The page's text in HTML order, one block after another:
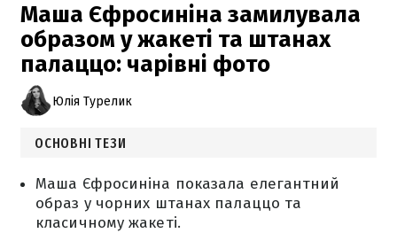
Маша Єфросиніна замилувала
образом у жакеті та штанах
палаццо: чарівні фото
Юлія Турелик
ОСНОВНІ ТЕЗИ
Маша Єфросиніна показала елегантний
образ у чорних штанах палаццо та
класичному жакеті.